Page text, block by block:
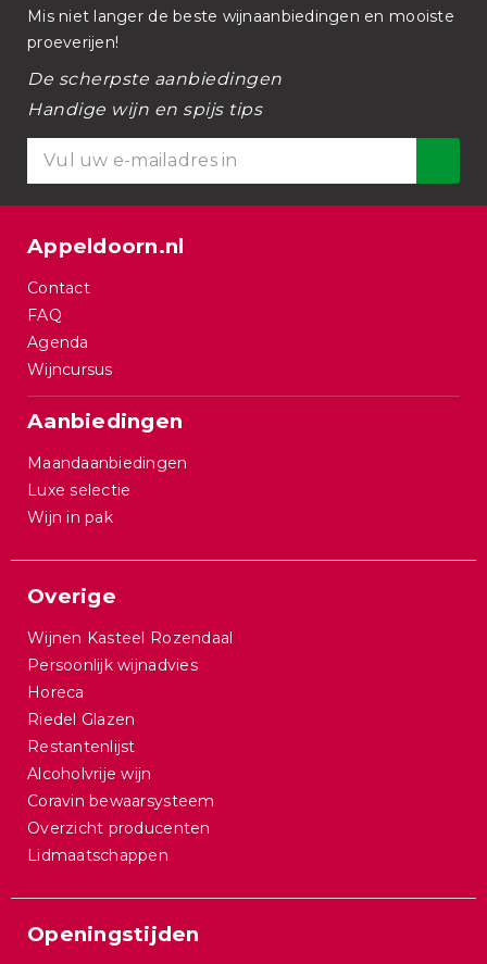
Mis niet langer de beste wijnaanbiedingen en mooiste
proeverijen!
De scherpste aanbiedingen
Handige wijn en spijs tips
Appeldoorn.nl
Contact
FAQ
Agenda
Wijncursus
Aanbiedingen
Maandaanbiedingen
Luxe selectie
Wijn in pak
Overige
Wijnen Kasteel Rozendaal
Persoonlijk wijnadvies
Horeca
Riedel Glazen
Restantenlijst
Alcoholvrije wijn
Coravin bewaarsysteem
Overzicht producenten
Lidmaatschappen
Openingstijden